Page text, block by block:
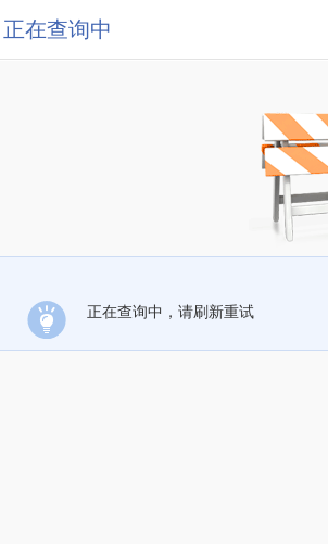
正在查询中
正在查询中，请刷新重试